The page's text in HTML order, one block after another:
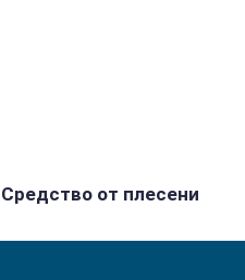
Средство от плесени